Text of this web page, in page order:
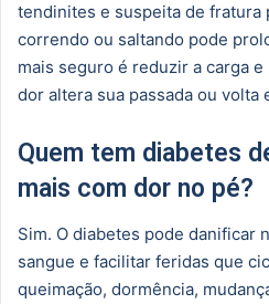
tendinites e suspeita de
correndo ou saltando pode
mais seguro é reduzir a carga
dor altera sua passada ou volta
Quem tem diabetes
mais com dor no pé?
Sim. O diabetes pode danificar
sangue e facilitar feridas que
queimação, dormência,